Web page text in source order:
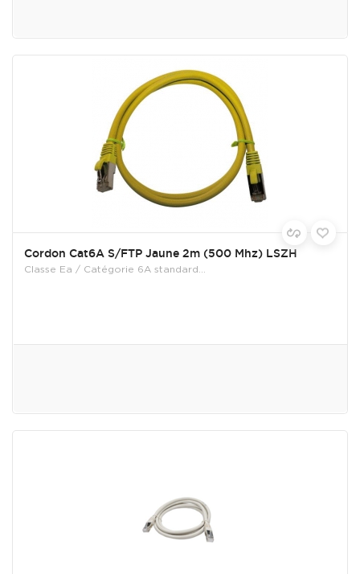
Cordon Cat6A S/FTP Jaune 2m (500 Mhz) LSZH
Classe Ea / Catégorie 6A standard...